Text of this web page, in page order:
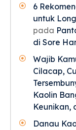
6
untuk
pada
di Sore
Wajib
Cilacap,
Kaolin
Keunikan,
Danau